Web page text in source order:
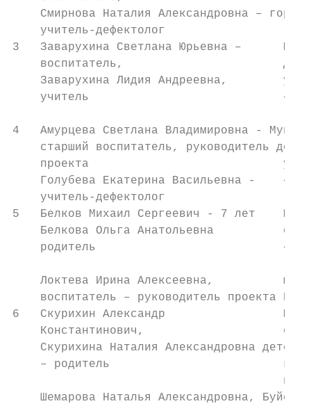
Смирнова Наталия Александровна – город
    учитель-дефектолог
3   Заварухина Светлана Юрьевна –
воспитатель,
Заварухина Лидия Андреевна,
учитель
4   Амурцева Светлана Владимировна -
старший воспитатель, руководитель
проекта
Голубева Екатерина Васильевна -
учитель-дефектолог
5   Белков Михаил Сергеевич - 7 лет
Белкова Ольга Анатольевна
родитель
Локтева Ирина Алексеевна,
воспитатель – руководитель проекта
6   Скурихин Александр
Константинович,
Скурихина Наталия Александровна
– родитель
Шемарова Наталья Александровна,